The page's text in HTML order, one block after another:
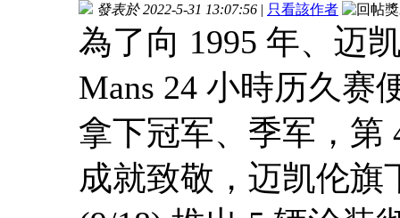
發表於 2022-5-31 13:07:56 | 只看該作者
為了向 1995 年、迈
Mans 24 小時历久赛
拿下冠军、季军，第
成就致敬，迈凯伦旗